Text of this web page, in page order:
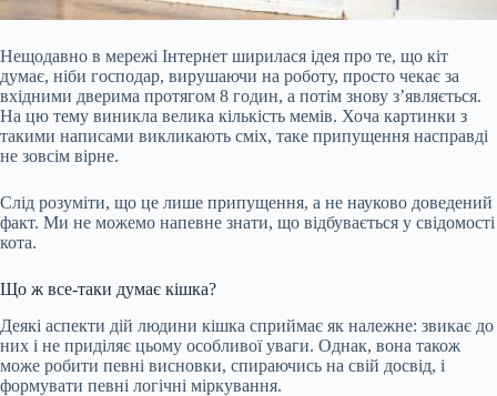
Нещодавно в мережі Інтернет ширилася ідея про те, що кіт
думає, ніби господар, вирушаючи на роботу, просто чекає за
вхідними дверима протягом 8 годин, а потім знову з’являється.
На цю тему виникла велика кількість мемів. Хоча картинки з
такими написами викликають сміх, таке припущення насправді
не зовсім вірне.
Слід розуміти, що це лише припущення, а не науково доведений
факт. Ми не можемо напевне знати, що відбувається у свідомості
кота.
Що ж все-таки думає кішка?
Деякі аспекти дій людини кішка сприймає як належне: звикає до
них і не приділяє цьому особливої уваги. Однак, вона також
може робити певні висновки, спираючись на свій досвід, і
формувати певні логічні міркування.